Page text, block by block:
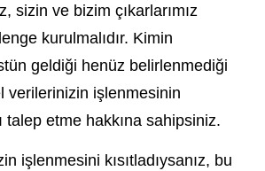
sizin ve bizim çıkarlarımız
kurulmalıdır. Kimin
geldiği henüz belirlenmediği
verilerinizin işlenmesinin
talep etme hakkına sahipsiniz.
işlenmesini kısıtladıysanız, bu